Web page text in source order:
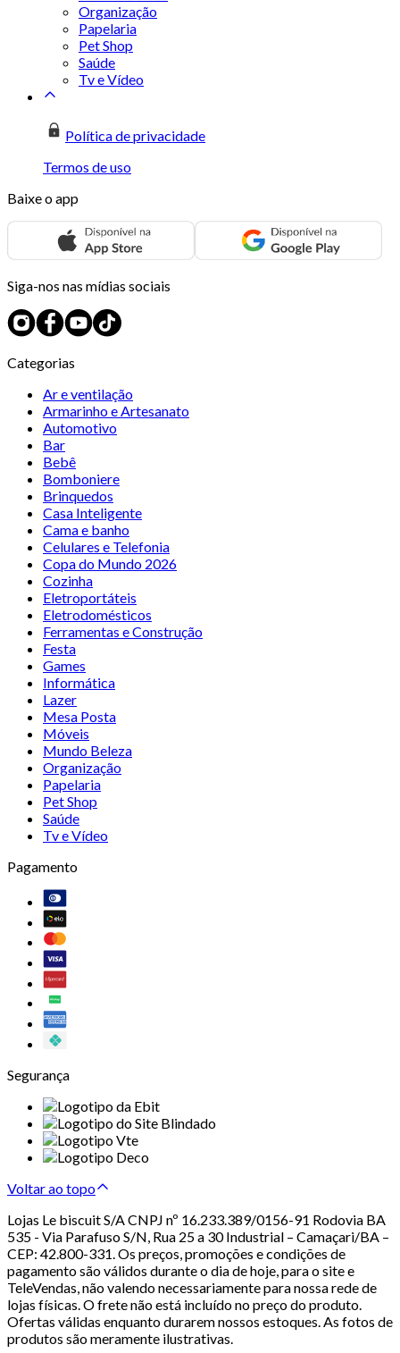
Organização
Papelaria
Pet Shop
Saúde
Tv e Vídeo
Política de privacidade
Termos de uso
Baixe o app
Siga-nos nas mídias sociais
Categorias
Ar e ventilação
Armarinho e Artesanato
Automotivo
Bar
Bebê
Bomboniere
Brinquedos
Casa Inteligente
Cama e banho
Celulares e Telefonia
Copa do Mundo 2026
Cozinha
Eletroportáteis
Eletrodomésticos
Ferramentas e Construção
Festa
Games
Informática
Lazer
Mesa Posta
Móveis
Mundo Beleza
Organização
Papelaria
Pet Shop
Saúde
Tv e Vídeo
Pagamento
Segurança
Voltar ao topo
Lojas Le biscuit S/A CNPJ nº 16.233.389/0156-91 Rodovia BA
535 - Via Parafuso S/N, Rua 25 a 30 Industrial – Camaçari/BA –
CEP: 42.800-331. Os preços, promoções e condições de
pagamento são válidos durante o dia de hoje, para o site e
TeleVendas, não valendo necessariamente para nossa rede de
lojas físicas. O frete não está incluído no preço do produto.
Ofertas válidas enquanto durarem nossos estoques. As fotos de
produtos são meramente ilustrativas.